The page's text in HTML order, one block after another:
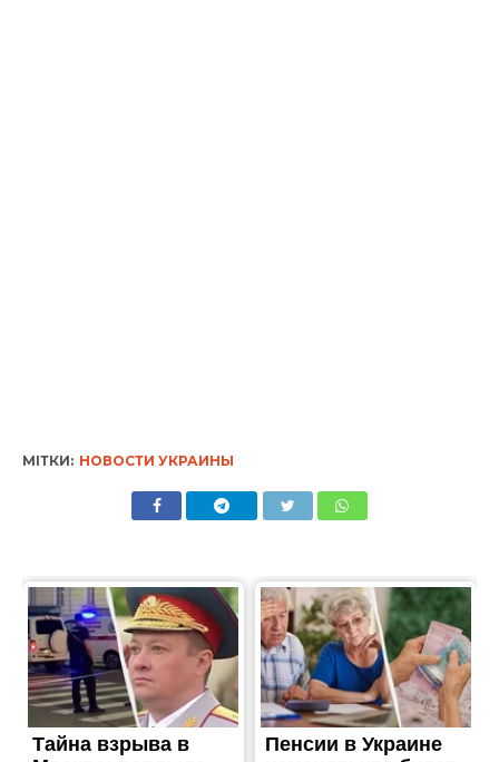
МІТКИ: НОВОСТИ УКРАИНЫ